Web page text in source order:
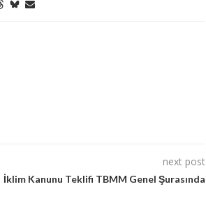
next post
İklim Kanunu Teklifi TBMM Genel Şurasında